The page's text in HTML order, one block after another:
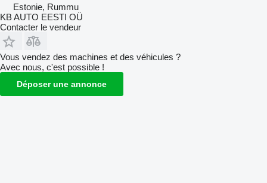
Estonie, Rummu
KB AUTO EESTI OÜ
Contacter le vendeur
Vous vendez des machines et des véhicules ?
Avec nous, c'est possible !
Déposer une annonce